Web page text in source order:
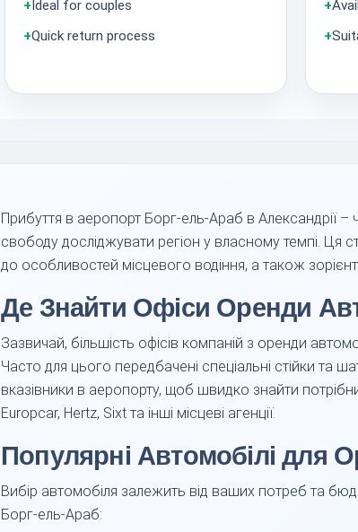
+Ideal for couples
+Quick return process
+
+
Прибуття в аеропорт Борг-ель-Араб в Александрії
свободу досліджувати регіон у власному темпі.
до особливостей місцевого водіння, а також
Де Знайти Офіси Оренди
Зазвичай, більшість офісів компаній з оренди
Часто для цього передбачені спеціальні стійки та
вказівники в аеропорту, щоб швидко знайти
Europcar, Hertz, Sixt та інші місцеві агенції.
Популярні Автомобілі для
Вибір автомобіля залежить від ваших потреб та
Борг-ель-Араб: